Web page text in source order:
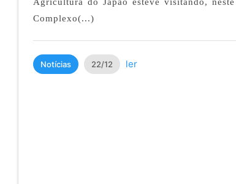
Complexo(...)
Notícias 22/12 ler